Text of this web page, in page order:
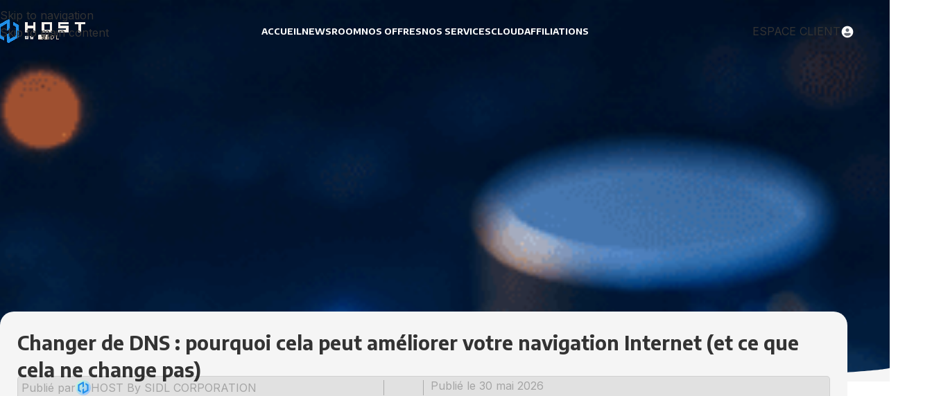
Skip to navigation
Skip to main content
ACCUEILNEWSROOMNOS OFFRESNOS SERVICESCLOUDAFFILIATIONS ESPACE CLIENT
Changer de DNS : pourquoi cela peut améliorer votre navigation Internet (et ce que
cela ne change pas)
Publié par HOST By SIDL CORPORATION
Publié le 30 mai 2026